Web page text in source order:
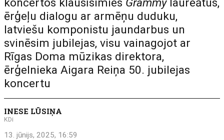
koncertos klausīsimies Grammylaureātus,
ērģeļu dialogu ar armēņu duduku,
latviešu komponistu jaundarbus un
svinēsim jubilejas, visu vainagojot ar
Rīgas Doma mūzikas direktora,
ērģelnieka Aigara Reiņa 50. jubilejas
koncertu
INESE LŪSIŅA
KDi
13. jūnijs, 2025, 16:59